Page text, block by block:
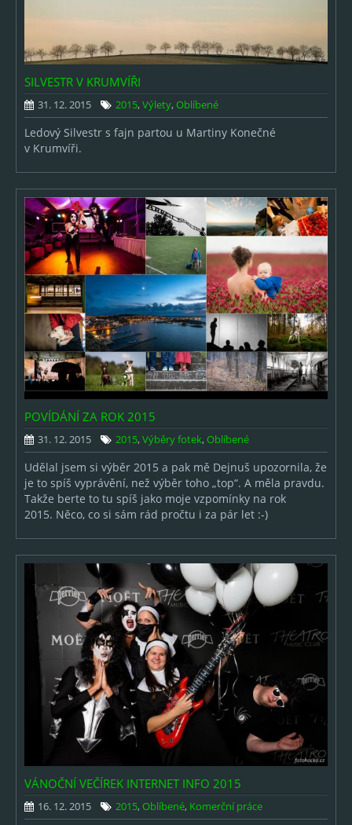
SILVESTR V KRUMVÍŘI
31. 12. 2015 2015,Výlety,Oblíbené
Ledový Silvestr s fajn partou u Martiny Konečné
v Krumvíři.
POVÍDÁNÍ ZA ROK 2015
31. 12. 2015 2015,Výběry fotek,Oblíbené
Udělal jsem si výběr 2015 a pak mě Dejnuš upozornila, že
je to spíš vyprávění, než výběr toho „top“. A měla pravdu.
Takže berte to tu spíš jako moje vzpomínky na rok
2015. Něco, co si sám rád pročtu i za pár let :-)
VÁNOČNÍ VEČÍREK INTERNET INFO 2015
16. 12. 2015 2015,Oblíbené, Komerční práce